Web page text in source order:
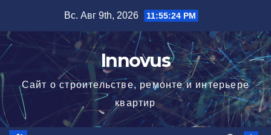
содержимому
Вс. Авг 9th, 2026 11:55:24 PM
Innovus
Сайт о строительстве, ремонте и интерьере
квартир